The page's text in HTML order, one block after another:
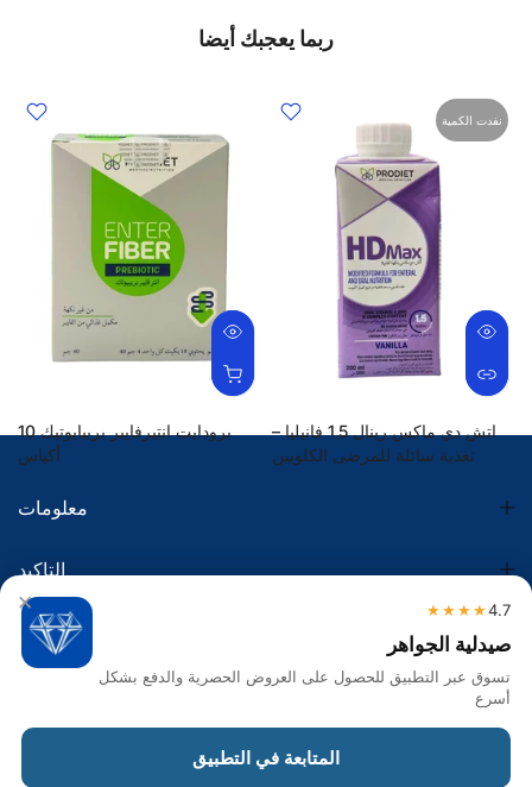
ربما يعجبك أيضا
برودايت انتيرفايبر بريبايوتيك 10
أكياس
نفدت الكمية
اتش دي ماكس رينال 1.5 فانيليا –
تغذية سائلة للمرضى الكلويين
معلومات
التاكيد
الضريبة
× 4.7
★★★★
صيدلية الجواهر
تسوق عبر التطبيق للحصول على العروض الحصرية والدفع بشكل
أسرع
المتابعة في التطبيق